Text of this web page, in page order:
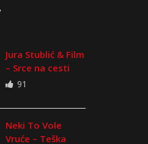
Jura Stublić & Film
– Srce na cesti
91
Neki To Vole
Vruće – Teška